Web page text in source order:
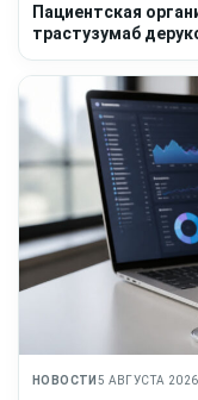
Пациентская
трастузумаб
НОВОСТИ 5 АВГУСТА 2026